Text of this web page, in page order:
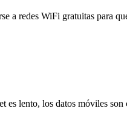
a redes WiFi gratuitas para
es lento, los datos móviles